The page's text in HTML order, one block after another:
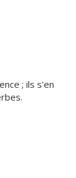
; ils s'en